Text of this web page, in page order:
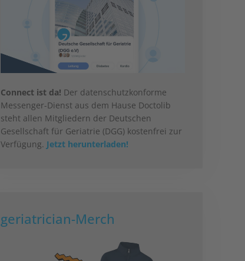
Connect ist da! Der datenschutzkonforme
Messenger-Dienst aus dem Hause Doctolib
steht allen Mitgliedern der Deutschen
Gesellschaft für Geriatrie (DGG) kostenfrei zur
Verfügung. Jetzt herunterladen!
geriatrician-Merch